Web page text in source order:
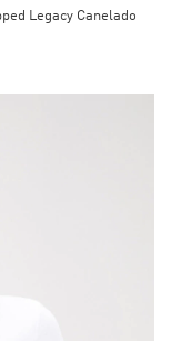
Legacy Canelado